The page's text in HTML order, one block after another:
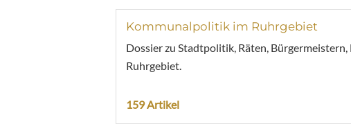
Kommunalpolitik im Ruhrgebiet
Dossier zu Stadtpolitik, Räten,
Ruhrgebiet.
159 Artikel